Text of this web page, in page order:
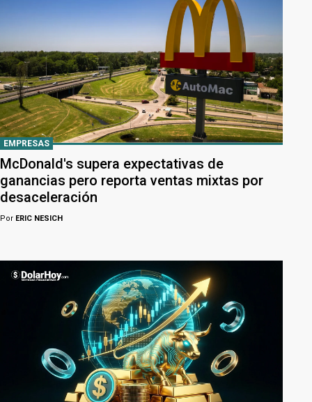
EMPRESAS
McDonald's supera expectativas de
ganancias pero reporta ventas mixtas por
desaceleración
Por ERIC NESICH